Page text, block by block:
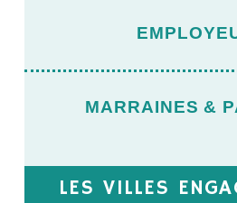
MARRAINES &
LES VILLES